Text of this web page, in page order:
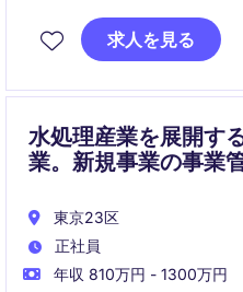
約締結を通じて、東京を
ソリューションを提供しま
求人を見る
水処理産業を展開す
業。新規事業の事業
東京23区
正社員
年収 810万円 - 1300万円